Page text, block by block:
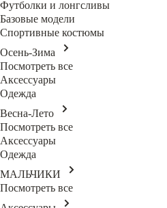
Футболки и лонгсливы
Базовые модели
Спортивные костюмы
Осень-Зима
Посмотреть все
Аксессуары
Одежда
Весна-Лето
Посмотреть все
Аксессуары
Одежда
МАЛЬЧИКИ
Посмотреть все